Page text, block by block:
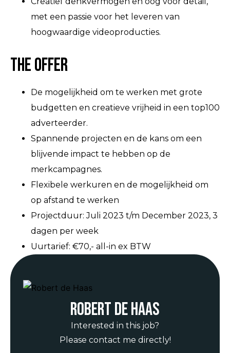
met een passie voor het leveren van
hoogwaardige videoproducties.
The Offer
De mogelijkheid om te werken met grote
budgetten en creatieve vrijheid in een top100
adverteerder.
Spannende projecten en de kans om een
blijvende impact te hebben op de
merkcampagnes.
Flexibele werkuren en de mogelijkheid om
op afstand te werken
Projectduur: Juli 2023 t/m December 2023, 3
dagen per week
Uurtarief: €70,- all-in ex BTW
Robert de Haas
Interested in this job?
Please contact me directly!